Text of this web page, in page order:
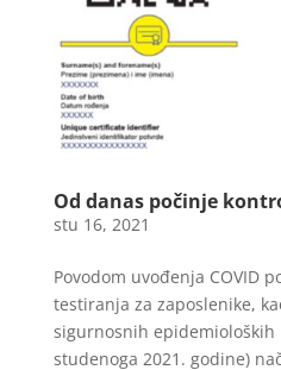
Od danas počinje
stu 16, 2021
Povodom uvođenja COVID
testiranja za zaposlenike,
sigurnosnih epidemioloških
studenoga 2021. godine)